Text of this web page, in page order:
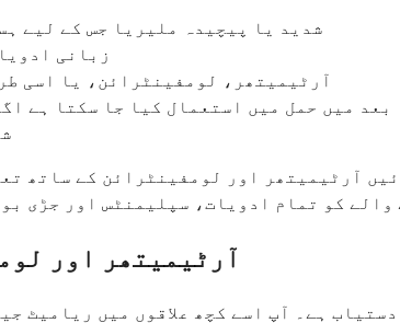
شدید یا پیچیدہ ملیریا جس کے لیے
زبانی
آرٹیمیتھر، لومفینٹرائن، یا اسی
بعد میں حمل میں استعمال کیا جا سکتا ہے
آرٹیمیتھر اور لومفینٹرائن کے ساتھ
کو تمام ادویات، سپلیمنٹس اور جڑی
آرٹیمیتھر اور
ہے۔ آپ اسے کچھ علاقوں میں ریامیٹ